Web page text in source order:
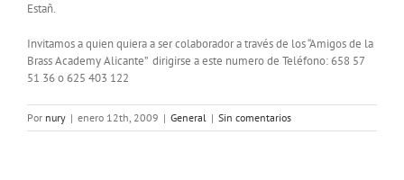
Estañ.
Invitamos a quien quiera a ser colaborador a través de los “Amigos de la
Brass Academy Alicante” dirigirse a este numero de Teléfono: 658 57
51 36 o 625 403 122
Por nury | enero 12th, 2009 | General | Sin comentarios